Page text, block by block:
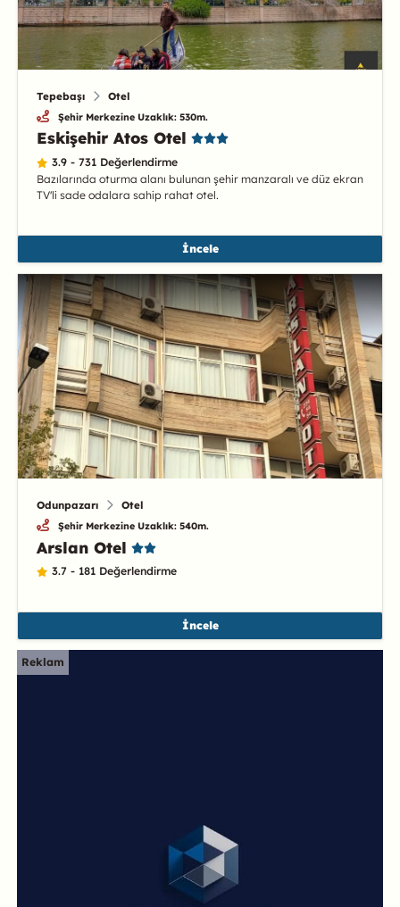
Tepebaşı Otel
Şehir Merkezine Uzaklık: 530m.
Eskişehir Atos Otel
3.9 - 731 Değerlendirme
Bazılarında oturma alanı bulunan şehir manzaralı ve düz ekran
TV'li sade odalara sahip rahat otel.
İncele
Odunpazarı Otel
Şehir Merkezine Uzaklık: 540m.
Arslan Otel
3.7 - 181 Değerlendirme
İncele
Reklam